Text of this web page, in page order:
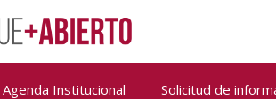
Agenda Institucional Solicitud de